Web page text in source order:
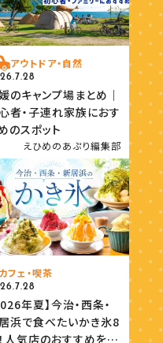
アウトドア・自然
のキャンプ場まとめ｜
者・子連れ家族におす
のスポット
えひめのあぷり編集部
カフェ・喫茶
年夏】今治・西条・
浜で食べたいかき氷8
人気店のおすすめを紹